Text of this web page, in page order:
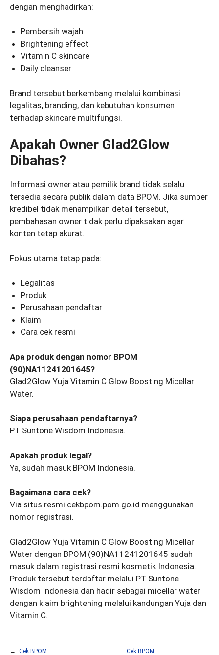
dengan menghadirkan:
Pembersih wajah
Brightening effect
Vitamin C skincare
Daily cleanser
Brand tersebut berkembang melalui kombinasi
legalitas, branding, dan kebutuhan konsumen
terhadap skincare multifungsi.
Apakah Owner Glad2Glow
Dibahas?
Informasi owner atau pemilik brand tidak selalu
tersedia secara publik dalam data BPOM. Jika sumber
kredibel tidak menampilkan detail tersebut,
pembahasan owner tidak perlu dipaksakan agar
konten tetap akurat.
Fokus utama tetap pada:
Legalitas
Produk
Perusahaan pendaftar
Klaim
Cara cek resmi
Apa produk dengan nomor BPOM
(90)NA11241201645?
Glad2Glow Yuja Vitamin C Glow Boosting Micellar
Water.
Siapa perusahaan pendaftarnya?
PT Suntone Wisdom Indonesia.
Apakah produk legal?
Ya, sudah masuk BPOM Indonesia.
Bagaimana cara cek?
Via situs resmi cekbpom.pom.go.id menggunakan
nomor registrasi.
Glad2Glow Yuja Vitamin C Glow Boosting Micellar
Water dengan BPOM (90)NA11241201645 sudah
masuk dalam registrasi resmi kosmetik Indonesia.
Produk tersebut terdaftar melalui PT Suntone
Wisdom Indonesia dan hadir sebagai micellar water
dengan klaim brightening melalui kandungan Yuja dan
Vitamin C.
←
Cek BPOM
Cek BPOM